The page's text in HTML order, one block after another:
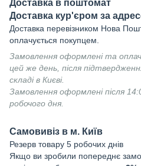
Доставка в поштомат
Доставка кур'єром за
Доставка перевізником Нова
оплачується покупцем.
Замовлення оформлені та
цей же день, після
складі в Києві.
Замовлення оформлені після
робочого дня.
Самовивіз в м. Київ
Резерв товару 5 робочих днів
Якщо ви зробили попереднє